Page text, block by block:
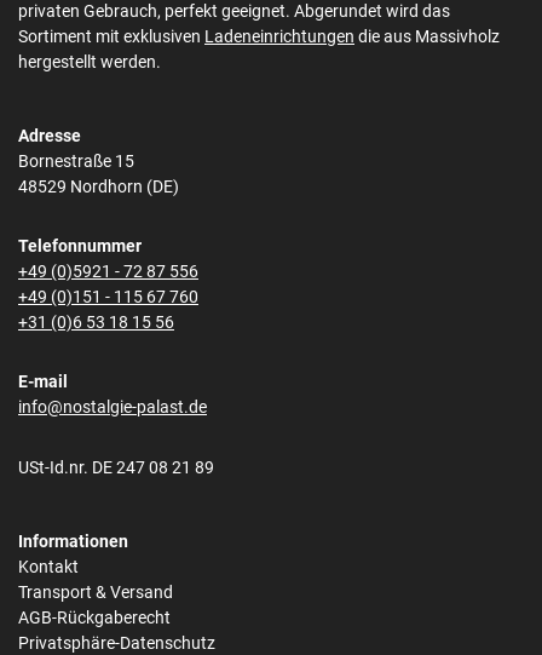
privaten Gebrauch, perfekt geeignet. Abgerundet wird das
Sortiment mit exklusiven Ladeneinrichtungen die aus Massivholz
hergestellt werden.
Adresse
Bornestraße 15
48529 Nordhorn (DE)
Telefonnummer
+49 (0)5921 - 72 87 556
+49 (0)151 - 115 67 760
+31 (0)6 53 18 15 56
E-mail
info@nostalgie-palast.de
USt-Id.nr. DE 247 08 21 89
Informationen
Kontakt
Transport & Versand
AGB-Rückgaberecht
Privatsphäre-Datenschutz